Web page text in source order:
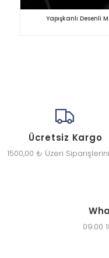
Yapışkanlı
Ücretsiz Kargo
1500,00 ₺ Üzeri
09:00